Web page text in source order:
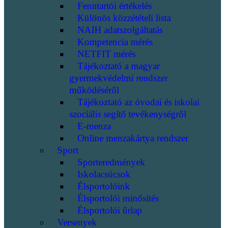
Fenntartói értékelés
Különös közzétételi lista
NAIH adatszolgáltatás
Kompetencia mérés
NETFIT mérés
Tájékoztató a magyar
gyermekvédelmi rendszer
működéséről
Tájékoztató az óvodai és iskolai
szociális segítő tevékenységről
E-menza
Online menzakártya rendszer
Sport
Sporteredmények
Iskolacsúcsok
Élsportolóink
Élsportolói minősítés
Élsportolói űrlap
Versenyek